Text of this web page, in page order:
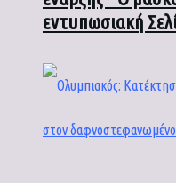
εντυπωσιακή